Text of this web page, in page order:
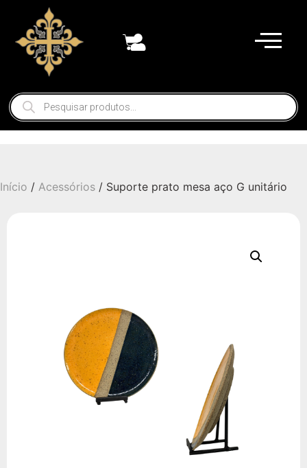
Início / Acessórios / Suporte prato mesa aço G unitário